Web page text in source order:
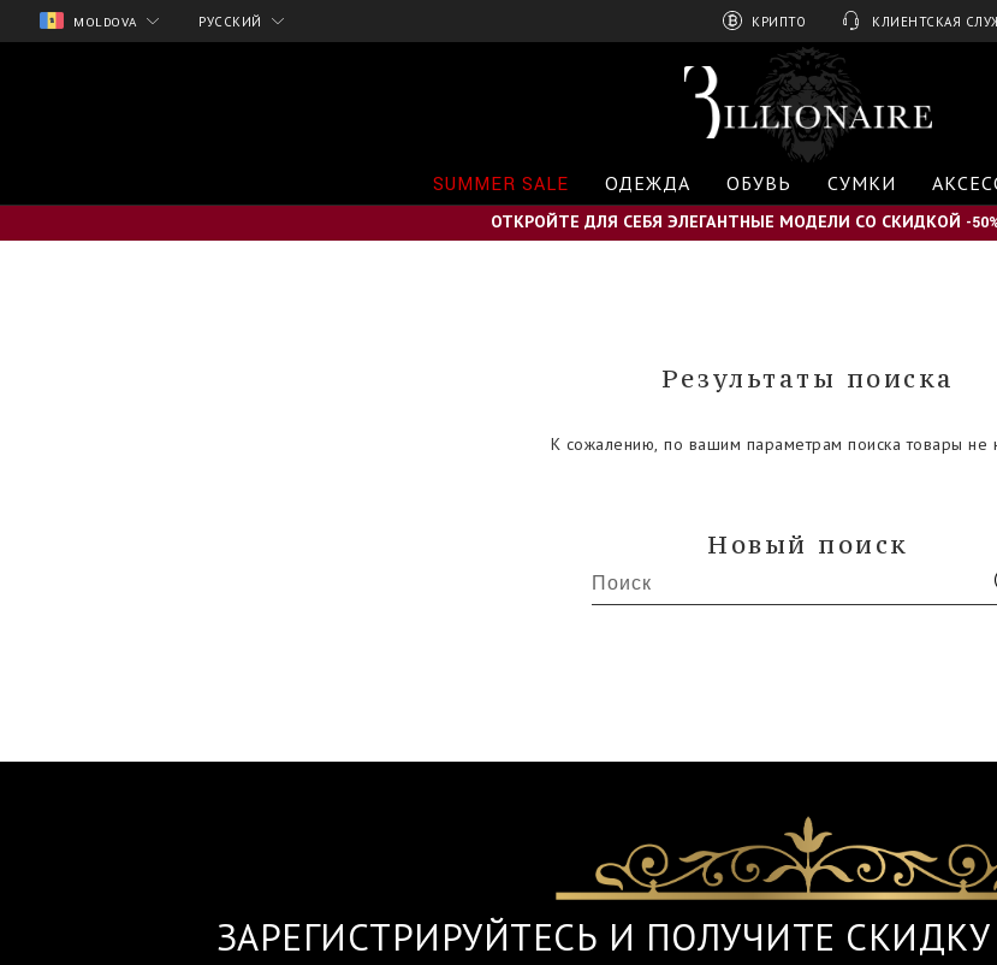
MOLDOVA РУССКИЙ КРИПТО КЛИЕНТСКАЯ
l
o
n
a
SUMMER SALE ОДЕЖДА ОБУВЬ СУМКИ
ОТКРОЙТЕ ДЛЯ СЕБЯ ЭЛЕГАНТНЫЕ МОДЕЛИ СО СКИДКОЙ -50% |
Результаты поиска
К сожалению, по вашим параметрам поиска товары не
Новый поиск
ЗАРЕГИСТРИРУЙТЕСЬ И ПОЛУЧИТЕ СКИДКУ